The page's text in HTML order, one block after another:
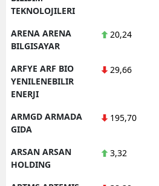
TEKNOLOJILERI
ARENA ARENA
BILGISAYAR
20,24
ARFYE ARF BIO
YENILENEBILIR
ENERJI
29,66
ARMGD ARMADA
GIDA
195,70
ARSAN ARSAN
HOLDING
3,32